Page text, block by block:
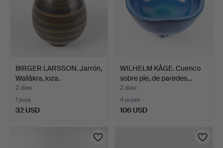
BIRGER LARSSON. Jarrón,
Wallåkra, loza.
2 días
1 puja
32 USD
WILHELM KÅGE. Cuenco
sobre pie, de paredes…
2 días
4 pujas
106 USD